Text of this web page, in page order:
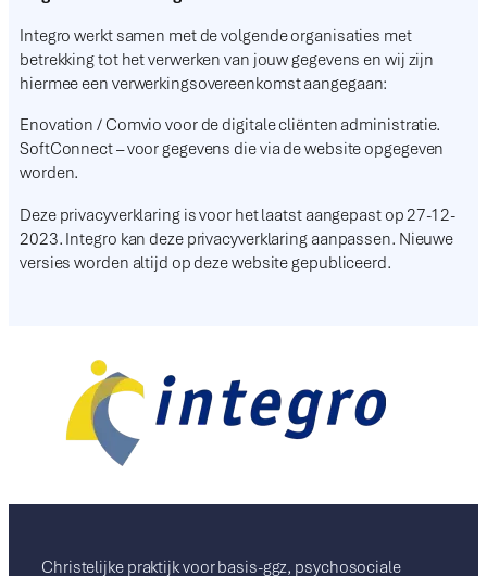
Integro werkt samen met de volgende organisaties met
betrekking tot het verwerken van jouw gegevens en wij zijn
hiermee een verwerkingsovereenkomst aangegaan:
Enovation / Comvio voor de digitale cliënten administratie.
SoftConnect – voor gegevens die via de website opgegeven
worden.
Deze privacyverklaring is voor het laatst aangepast op 27-12-
2023. Integro kan deze privacyverklaring aanpassen. Nieuwe
versies worden altijd op deze website gepubliceerd.
Christelijke praktijk voor basis-ggz, psychosociale